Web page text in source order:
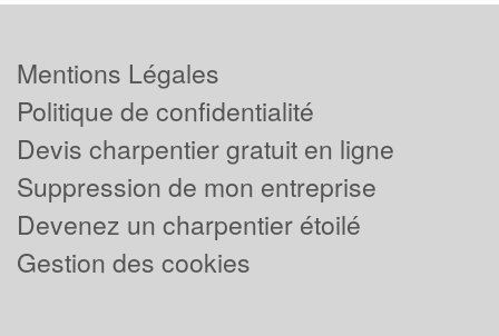
Mentions Légales
Politique de confidentialité
Devis charpentier gratuit en ligne
Suppression de mon entreprise
Devenez un charpentier étoilé
Gestion des cookies